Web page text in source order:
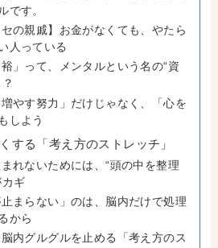
です。
の親戚】お金がなくても、やたら
人っている
」って、メンタルという名の“資
やす努力」だけじゃなく、「心を
しよう
する「考え方のストレッチ」
れないためには、“頭の中を整理
カギ
まらない」のは、脳内だけで処理
から
内グルグルを止める「考え方のス